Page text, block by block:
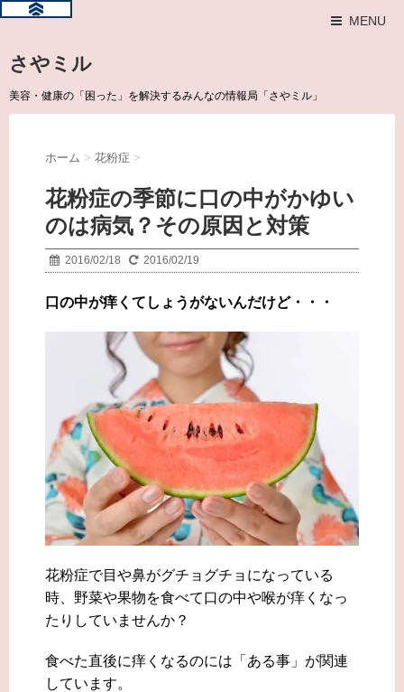
MENU
さやミル
美容・健康の「困った」を解決するみんなの情報局「さやミル」
ホーム > 花粉症 >
花粉症の季節に口の中がかゆい
のは病気？その原因と対策
2016/02/18 2016/02/19
口の中が痒くてしょうがないんだけど・・・
花粉症で目や鼻がグチョグチョになっている
時、野菜や果物を食べて口の中や喉が痒くなっ
たりしていませんか？
食べた直後に痒くなるのには「ある事」が関連
しています。